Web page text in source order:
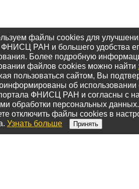
файлы cookies для
ФНИСЦ РАН и большего удобства
Более подробную
файлов cookies можно найти
пользоваться сайтом, Вы
об
ФНИСЦ РАН и согласны с
обработки персональных данных.
отключить файлы cookies в
Узнать больше Принять